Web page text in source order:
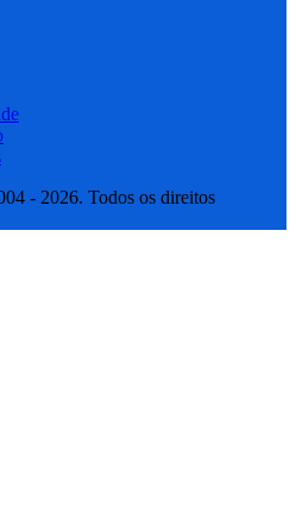
- 2026. Todos os direitos